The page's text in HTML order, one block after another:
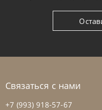
Связаться с нами
+7 (993) 918-57-67